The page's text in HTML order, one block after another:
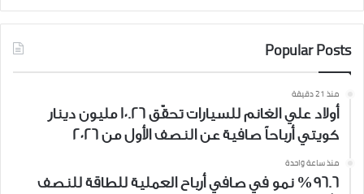
Popular Posts
منذ 21 دقيقة
أولاد علي الغانم للسيارات تحقّق 10.26 مليون دينار
كويتي أرباحاً صافية عن النصف الأول من 2026
منذ ساعة واحدة
%96.6 نمو في صافي أرباح العملية للطاقة للنصف